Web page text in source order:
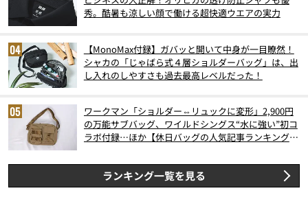
秀。酷暑も涼しい顔で働ける超快適ウエアの実力
【MonoMax付録】ガバッと開いて中身が一目瞭然！
シャカの「じゃばら式４層ショルダーバッグ」は、出
し入れのしやすさも過去最高レベルだった！
ワークマン「ショルダー⇔リュックに変形」2,900円
の万能サブバッグ、ワイルドシングス“水に強い”初コ
ラボ付録…ほか【休日バッグの人気記事ランキングベ
ランキング一覧を見る